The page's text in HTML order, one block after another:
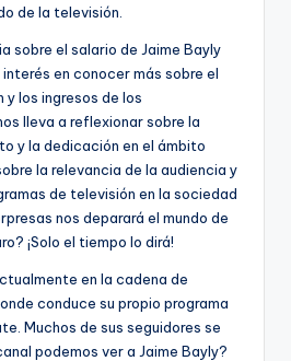
de la televisión.
sobre el salario de Jaime Bayly
en conocer más sobre el
y los ingresos de los
lleva a reflexionar sobre la
y la dedicación en el ámbito
la relevancia de la audiencia y
de televisión en la sociedad
nos deparará el mundo de
¡Solo el tiempo lo dirá!
en la cadena de
conduce su propio programa
Muchos de sus seguidores se
podemos ver a Jaime Bayly?